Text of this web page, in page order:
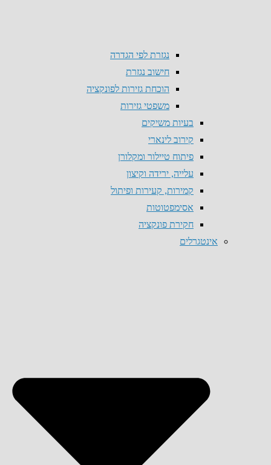
נגזרת לפי הגדרה
חישוב נגזרת
הוכחת גזירות לפונקציה
משפטי גזירות
בעיות משיקים
קירוב לינארי
פיתוח טיילור ומקלורן
עלייה, ירידה וקיצון
קמירות, קעירות ופיתול
אסימפטוטות
חקירת פונקציה
אינטגרלים